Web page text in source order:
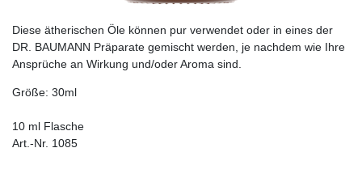
Diese ätherischen Öle können pur verwendet oder in eines der
DR. BAUMANN Präparate gemischt werden, je nachdem wie Ihre
Ansprüche an Wirkung und/oder Aroma sind.
Größe: 30ml
10 ml Flasche
Art.-Nr. 1085